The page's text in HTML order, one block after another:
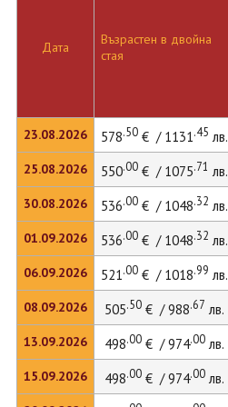
Дата
23.08.2026
25.08.2026
30.08.2026
01.09.2026
06.09.2026
08.09.2026
13.09.2026
15.09.2026
Възрастен в двойна
стая
578.50€ / 1131.45 лв.
550.00€ / 1075.71 лв.
536.00€ / 1048.32 лв.
536.00€ / 1048.32 лв.
521.00€ / 1018.99 лв.
505.50€ / 988.67 лв.
498.00€ / 974.00лв.
498.00€ / 974.00лв.